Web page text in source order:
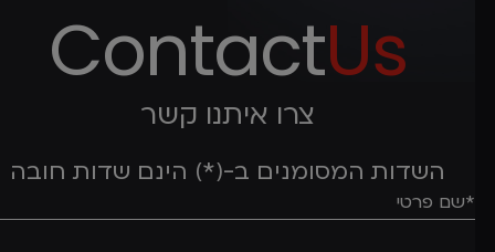
ContactUs
צרו איתנו קשר
השדות המסומנים ב-(*) הינם שדות חובה